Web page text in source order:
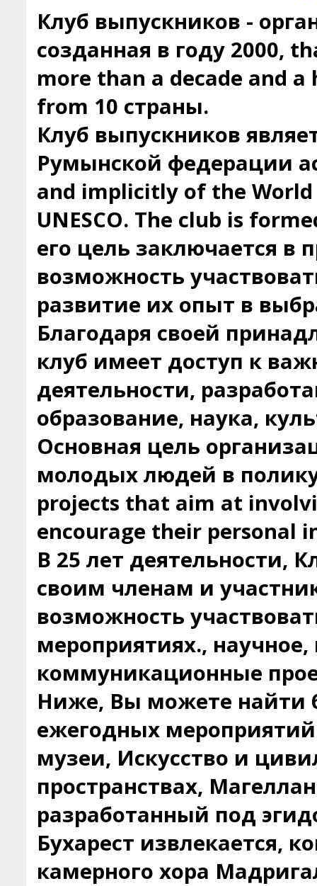
Клуб выпускников -
созданная в году 2000,
more than a decade and
from 10 страны.
Клуб выпускников
Румынской федерации
and implicitly of the
UNESCO. The club is
его цель заключается в
возможность
развитие их опыт в
Благодаря своей
клуб имеет доступ к
деятельности,
образование, наука,
Основная цель
молодых людей в
projects that aim at
encourage their personal
В 25 лет деятельности,
своим членам и
возможность
мероприятиях.,
коммуникационные
Ниже, Вы можете найти
ежегодных
музеи, Искусство и
пространствах,
разработанный под
Бухарест извлекается,
камерного хора